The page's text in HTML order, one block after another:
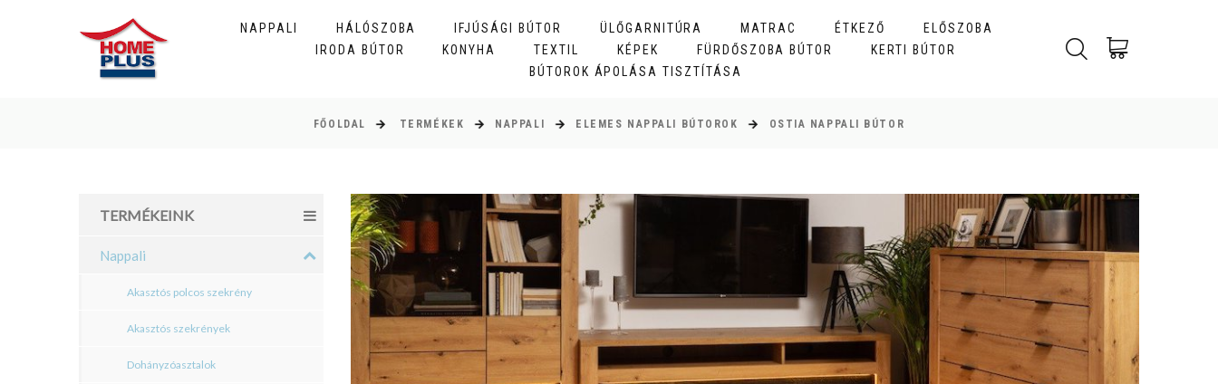
NAPPALI HÁLÓSZOBA IFJÚSÁGI BÚTOR ÜLŐGARNITÚRA MATRAC ÉTKEZŐ
ELŐSZOBA
IRODA BÚTOR
KONYHA TEXTIL KÉPEK FÜRDŐSZOBA BÚTOR
KERTI BÚTOR
BÚTOROK ÁPOLÁSA TISZTÍTÁSA
FŐOLDAL TERMÉKEK NAPPALI ELEMES NAPPALI BÚTOROK OSTIA NAPPALI BÚTOR
TERMÉKEINK
Nappali
Akasztós polcos szekrény
Akasztós szekrények
Dohányzóasztalok